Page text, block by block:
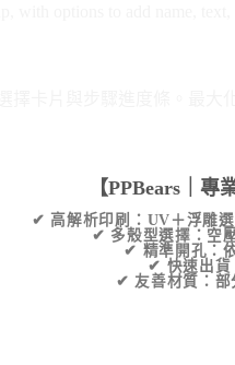
【PPBears｜專
✔ 高解析印刷 ：UV＋浮雕選
✔ 多殼型選擇 ：空
✔ 精準開孔 ：
✔ 快速出貨
✔ 友善材質 ：